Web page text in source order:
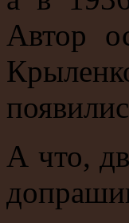
Автор
А что,